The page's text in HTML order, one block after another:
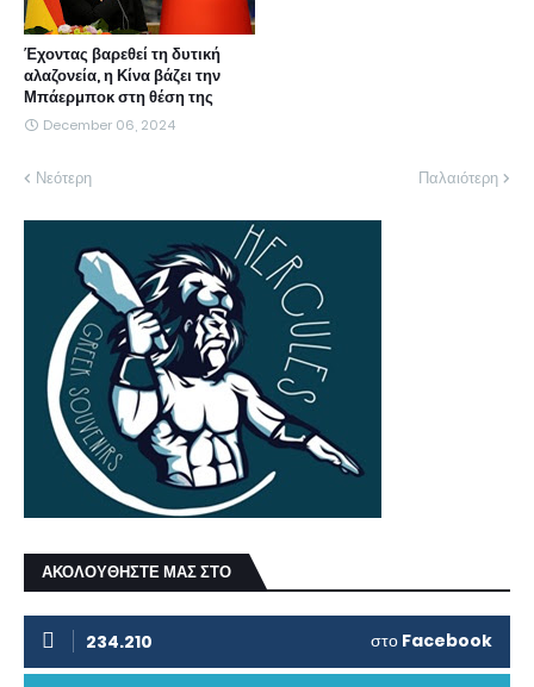
Έχοντας βαρεθεί τη δυτική
αλαζονεία, η Κίνα βάζει την
Μπάερμποκ στη θέση της
December 06, 2024
Νεότερη Παλαιότερη
ΑΚΟΛΟΥΘΗΣΤΕ ΜΑΣ ΣΤΟ
234.210 στο Facebook